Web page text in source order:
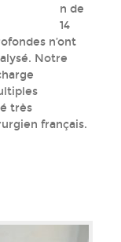
n de
14
n’ont
Notre
très
français.